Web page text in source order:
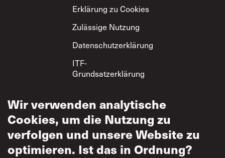
Erklärung zu Cookies
Zulässige Nutzung
Datenschutzerklärung
ITF-
Grundsatzerklärung
Wir verwenden analytische
Cookies, um die Nutzung zu
verfolgen und unsere Website zu
optimieren. Ist das in Ordnung?